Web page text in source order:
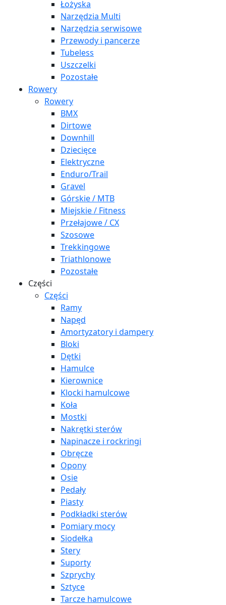
Łożyska
Narzędzia Multi
Narzędzia serwisowe
Przewody i pancerze
Tubeless
Uszczelki
Pozostałe
Rowery
Rowery
BMX
Dirtowe
Downhill
Dziecięce
Elektryczne
Enduro/Trail
Gravel
Górskie / MTB
Miejskie / Fitness
Przełajowe / CX
Szosowe
Trekkingowe
Triathlonowe
Pozostałe
Części
Części
Ramy
Napęd
Amortyzatory i dampery
Bloki
Dętki
Hamulce
Kierownice
Klocki hamulcowe
Koła
Mostki
Nakrętki sterów
Napinacze i rockringi
Obręcze
Opony
Osie
Pedały
Piasty
Podkładki sterów
Pomiary mocy
Siodełka
Stery
Suporty
Szprychy
Sztyce
Tarcze hamulcowe